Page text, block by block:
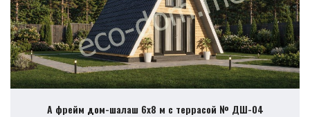
А фрейм дом-шалаш 6х8 м с террасой № ДШ-04